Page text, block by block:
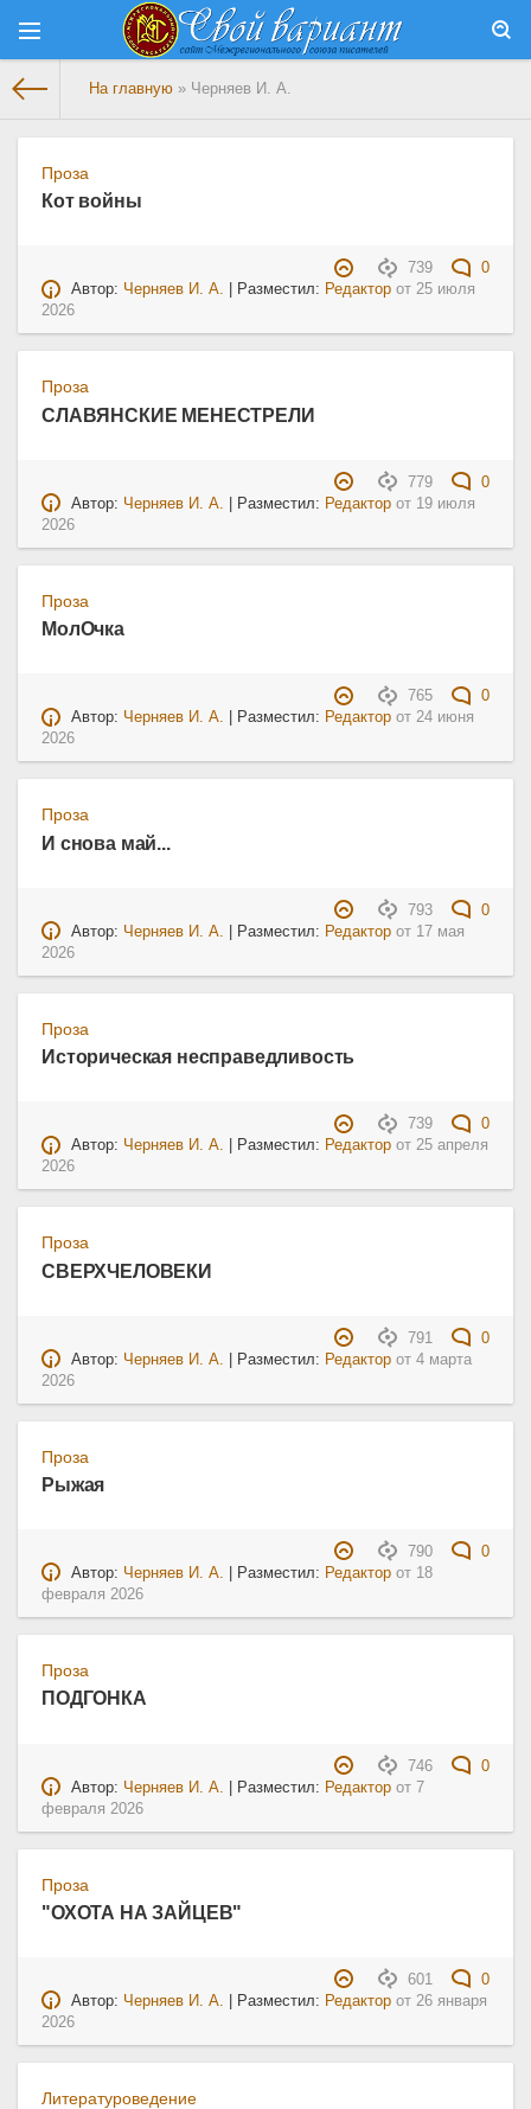
На главную » Черняев И. А.
Проза
Кот войны
739
0
Автор: Черняев И. А. | Разместил: Редактор от25 июля
2026
Проза
СЛАВЯНСКИЕ МЕНЕСТРЕЛИ
779
0
Автор: Черняев И. А. | Разместил: Редактор от 19 июля
2026
Проза
МолОчка
765
0
Автор: Черняев И. А. | Разместил: Редактор от24 июня
2026
Проза
И снова май...
793
0
Автор: Черняев И. А. | Разместил: Редактор от 17 мая
2026
Проза
Историческая несправедливость
739
0
Автор: Черняев И. А. | Разместил: Редактор от25 апреля
2026
Проза
СВЕРХЧЕЛОВЕКИ
791
0
Автор: Черняев И. А. | Разместил: Редактор от4 марта
2026
Проза
Рыжая
790
0
Автор: Черняев И. А. | Разместил: Редактор от 18
февраля 2026
Проза
ПОДГОНКА
746
0
Автор: Черняев И. А. | Разместил: Редактор от7
февраля 2026
Проза
"ОХОТА НА ЗАЙЦЕВ"
601
0
Автор: Черняев И. А. | Разместил: Редактор от26 января
2026
Литературоведение